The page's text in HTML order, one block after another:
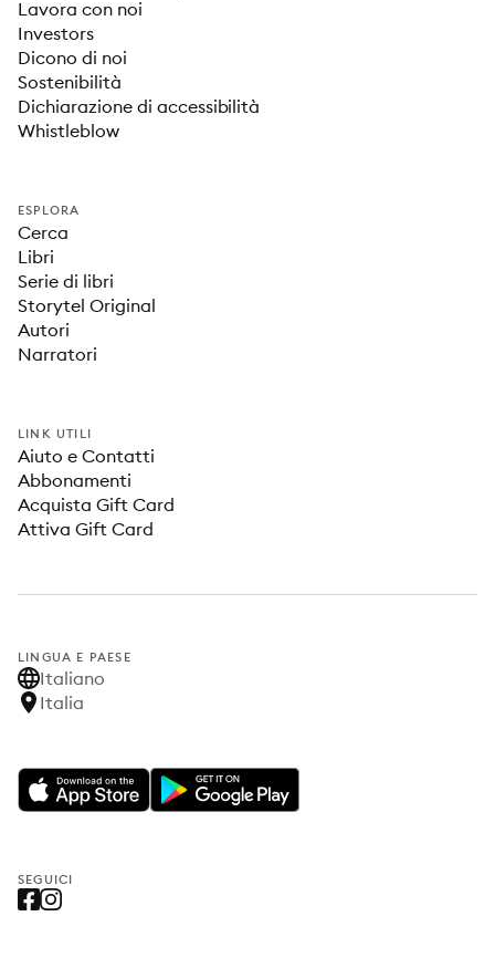
Lavora con noi
Investors
Dicono di noi
Sostenibilità
Dichiarazione di accessibilità
Whistleblow
ESPLORA
Cerca
Libri
Serie di libri
Storytel Original
Autori
Narratori
LINK UTILI
Aiuto e Contatti
Abbonamenti
Acquista Gift Card
Attiva Gift Card
LINGUA E PAESE
Italiano
Italia
SEGUICI